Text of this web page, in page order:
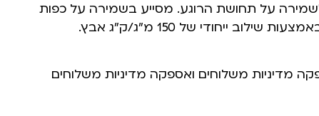
לשמירה על תחושת הרוגע. מסייע בשמירה על כפות
ייחודי של 150 מ”ג/ק”ג אבץ.
מדיניות משלוחים ואספקה מדיניות משלוחים